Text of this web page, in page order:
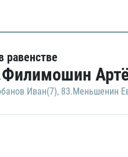
равенстве
Иван(7), 83.Меньшенин